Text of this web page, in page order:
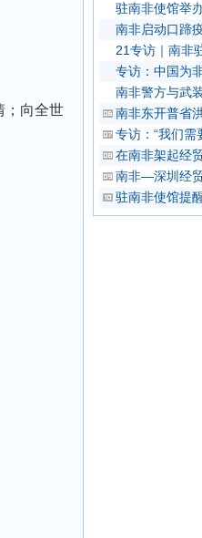
；向全世
！
驻南非使馆举
南非启动口蹄
21专访｜南非
专访：中国为
南非警方与武
南非东开普省
专访：“我们
在南非架起经
南非—深圳经
驻南非使馆提